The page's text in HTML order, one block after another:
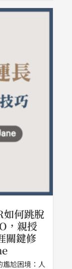
如何跳脫
，親授
關鍵修
尷尬困境：人